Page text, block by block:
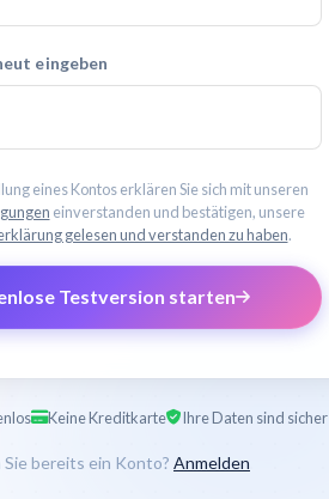
eingeben
eines Kontos erklären Sie sich mit unseren
einverstanden und bestätigen, unsere
gelesen und verstanden zu haben.
Testversion starten
Keine Kreditkarte Ihre Daten sind sicher
Sie bereits ein Konto? Anmelden